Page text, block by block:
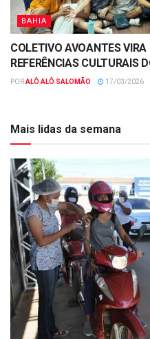
BAHIA
COLETIVO AVOANTES
REFERÊNCIAS CULTURAIS
PORALÔ ALÔ SALOMÃO 17/03/2026
Mais lidas da semana